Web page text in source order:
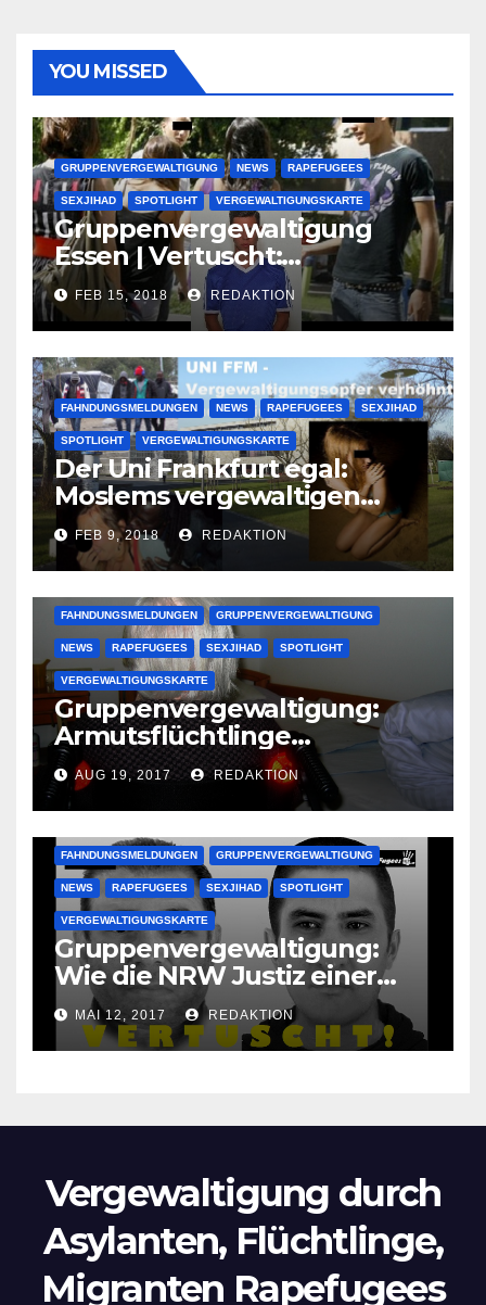
YOU MISSED
GRUPPENVERGEWALTIGUNG NEWS RAPEFUGEES
SEXJIHAD SPOTLIGHT VERGEWALTIGUNGSKARTE
Gruppenvergewaltigung
Essen | Vertuscht:
Lauenburger Gang ist ein
großer Muslimclan
FEB 15, 2018 REDAKTION
FAHNDUNGSMELDUNGEN NEWS RAPEFUGEES SEXJIHAD
SPOTLIGHT VERGEWALTIGUNGSKARTE
Der Uni Frankfurt egal:
Moslems vergewaltigen
deutsche Studentinnen auf
Uni-Campus
FEB 9, 2018 REDAKTION
FAHNDUNGSMELDUNGEN GRUPPENVERGEWALTIGUNG
NEWS RAPEFUGEES SEXJIHAD SPOTLIGHT
VERGEWALTIGUNGSKARTE
Gruppenvergewaltigung:
Armutsflüchtlinge
vergewaltigen bettlägerige
Oma im Schlaf
krankenhausreif
AUG 19, 2017 REDAKTION
FAHNDUNGSMELDUNGEN GRUPPENVERGEWALTIGUNG
NEWS RAPEFUGEES SEXJIHAD SPOTLIGHT
VERGEWALTIGUNGSKARTE
Gruppenvergewaltigung:
Wie die NRW Justiz einer
Lokalzeitung verbietet diese
Bilder zu veröffentlichen
MAI 12, 2017 REDAKTION
Vergewaltigung durch
Asylanten, Flüchtlinge,
Migranten Rapefugees